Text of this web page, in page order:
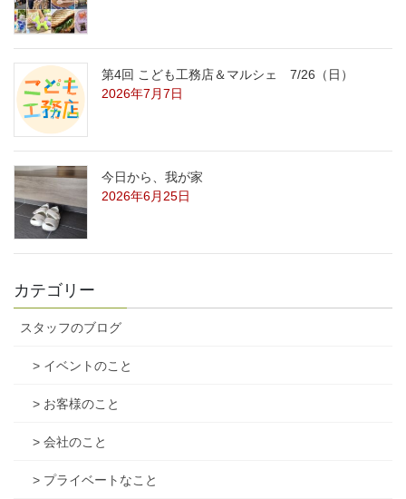
第4回 こども工務店＆マルシェ 7/26（日）
2026年7月7日
今日から、我が家
2026年6月25日
カテゴリー
スタッフのブログ
> イベントのこと
> お客様のこと
> 会社のこと
> プライベートなこと